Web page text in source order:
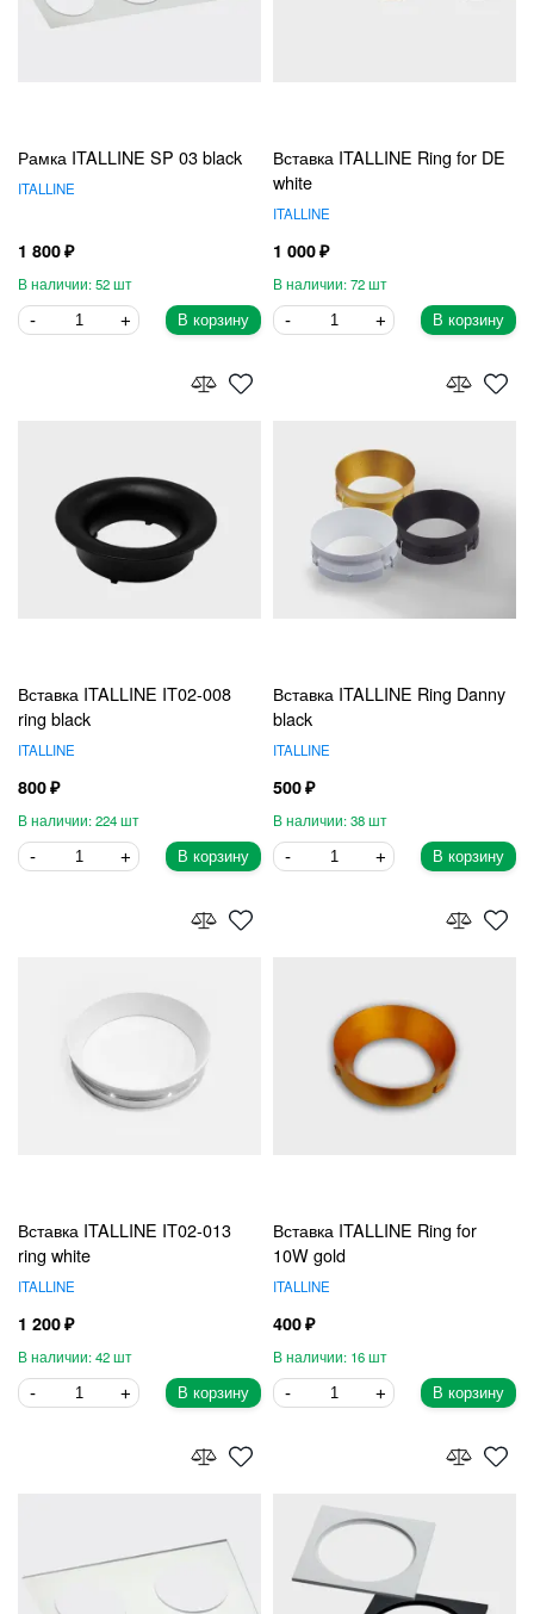
Рамка ITALLINE SP 03 black
ITALLINE
1 800
52
В корзину
Вставка ITALLINE Ring for DE
white
ITALLINE
1 000
72
В корзину
Вставка ITALLINE IT02-008
ring black
ITALLINE
800
224
В корзину
Вставка ITALLINE Ring Danny
black
ITALLINE
500
38
В корзину
Вставка ITALLINE IT02-013
ring white
ITALLINE
1 200
42
В корзину
Вставка ITALLINE Ring for
10W gold
ITALLINE
400
16
В корзину